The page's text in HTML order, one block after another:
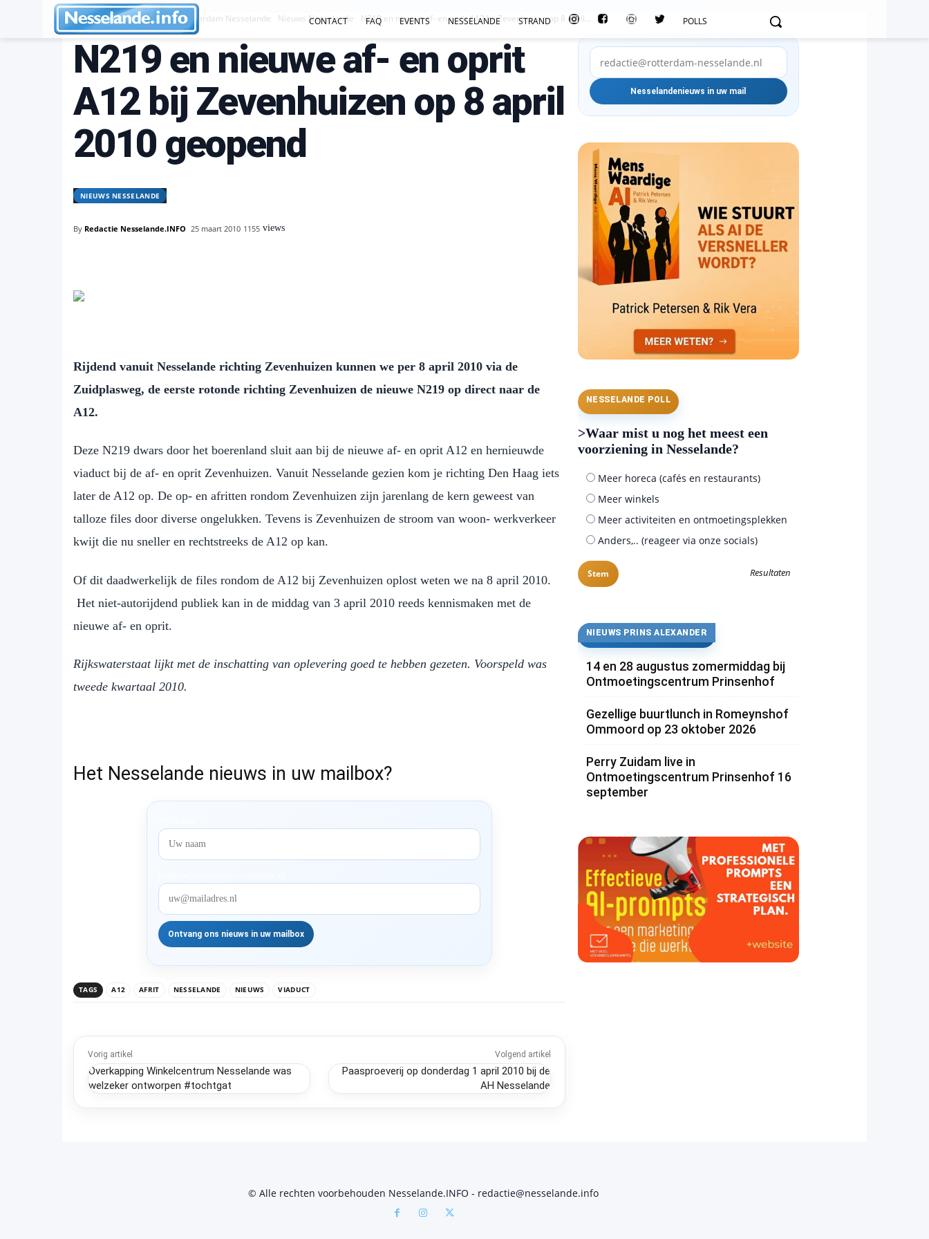
CONTACT FAQ EVENTS NESSELANDE STRAND POLLS
Nesselande INFO nieuws uit Rotterdam Nesselande Nieuws Nesselande N219 en nieuwe af- en oprit A12 bij Zevenhuizen op 8 april...
N219 en nieuwe af- en oprit
A12 bij Zevenhuizen op 8 april
2010 geopend
NIEUWS NESSELANDE
By Redactie Nesselande.INFO 25 maart 2010 1155 views
Rijdend vanuit Nesselande richting Zevenhuizen kunnen we per 8 april 2010 via de
Zuidplasweg, de eerste rotonde richting Zevenhuizen de nieuwe N219 op direct naar de
A12.
Deze N219 dwars door het boerenland sluit aan bij de nieuwe af- en oprit A12 en hernieuwde
viaduct bij de af- en oprit Zevenhuizen. Vanuit Nesselande gezien kom je richting Den Haag iets
later de A12 op. De op- en afritten rondom Zevenhuizen zijn jarenlang de kern geweest van
talloze files door diverse ongelukken. Tevens is Zevenhuizen de stroom van woon- werkverkeer
kwijt die nu sneller en rechtstreeks de A12 op kan.
Of dit daadwerkelijk de files rondom de A12 bij Zevenhuizen oplost weten we na 8 april 2010.
Het niet-autorijdend publiek kan in de middag van 3 april 2010 reeds kennismaken met de
nieuwe af- en oprit.
Rijkswaterstaat lijkt met de inschatting van oplevering goed te hebben gezeten. Voorspeld was
tweede kwartaal 2010.
Het Nesselande nieuws in uw mailbox?
TAGS A12 AFRIT NESSELANDE NIEUWS VIADUCT
Vorig artikel
Overkapping Winkelcentrum Nesselande was
welzeker ontworpen #tochtgat
Volgend artikel
Paasproeverij op donderdag 1 april 2010 bij de
AH Nesselande
NESSELANDE POLL
>Waar mist u nog het meest een
voorziening in Nesselande?
Meer horeca (cafés en restaurants)
Meer winkels
Meer activiteiten en ontmoetingsplekken
Anders,.. (reageer via onze socials)
Resultaten
NIEUWS PRINS ALEXANDER
14 en 28 augustus zomermiddag bij
Ontmoetingscentrum Prinsenhof
Gezellige buurtlunch in Romeynshof
Ommoord op 23 oktober 2026
Perry Zuidam live in
Ontmoetingscentrum Prinsenhof 16
september
© Alle rechten voorbehouden Nesselande.INFO - redactie@nesselande.info